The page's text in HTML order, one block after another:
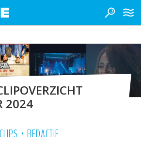
2024
CLIPS • REDACTIE